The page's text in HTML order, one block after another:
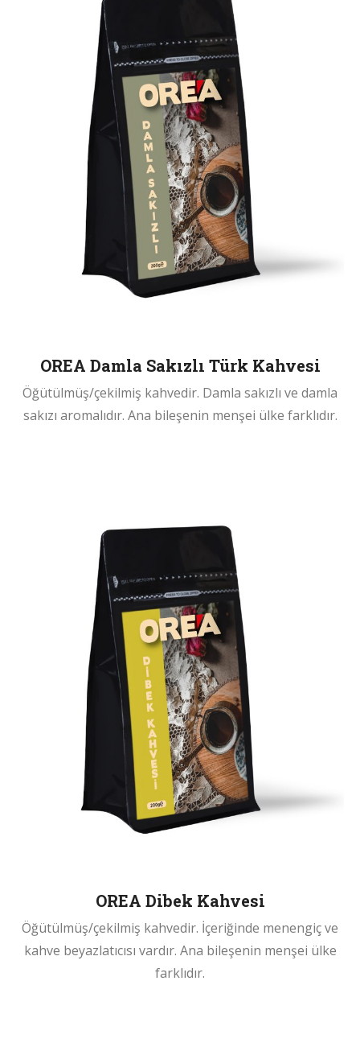
OREA Damla Sakızlı Türk Kahvesi
Öğütülmüş/çekilmiş kahvedir. Damla sakızlı ve damla
sakızı aromalıdır. Ana bileşenin menşei ülke farklıdır.
OREA Dibek Kahvesi
Öğütülmüş/çekilmiş kahvedir. İçeriğinde menengiç ve
kahve beyazlatıcısı vardır. Ana bileşenin menşei ülke
farklıdır.